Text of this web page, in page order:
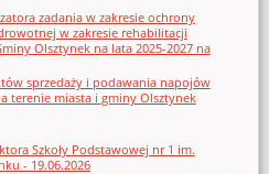
zadania w zakresie ochrony
w zakresie rehabilitacji
Olsztynek na lata 2025-2027 na
sprzedaży i podawania napojów
terenie miasta i gminy Olsztynek
Szkoły Podstawowej nr 1 im.
- 19.06.2026